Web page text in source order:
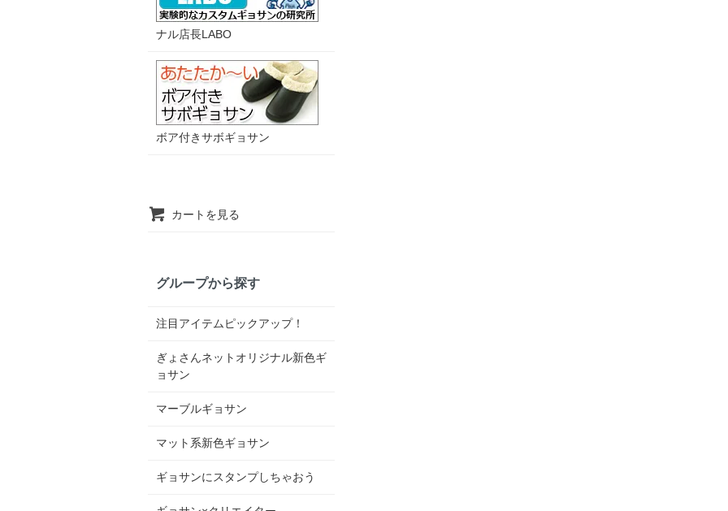
ナル店長LABO
ボア付きサボギョサン
カートを見る
グループから探す
注目アイテムピックアップ！
ぎょさんネットオリジナル新色ギ
ョサン
マーブルギョサン
マット系新色ギョサン
ギョサンにスタンプしちゃおう